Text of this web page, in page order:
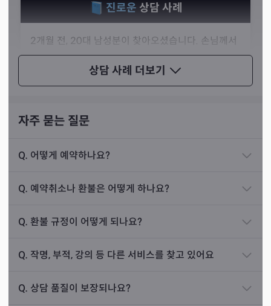
는 방울 부채를 무구로 자주 사용하시며, 가끔 오방기를 사
두신장님이시고, 몸주이신 신령님은 대신할머니이시라고
상담 사례 더보기
진로운 상담 사례
2개월 전, 20대 남성분이 찾아오셨습니다. 손님께서
는 병원 사무직에 종사하고 계신 분이었는데, 언제까
지 이 일을 할 수 있을지 물어보시며 자신의 적성에
치는 일보다는 몸을 쓰는 일이 더 잘 맞는 분이셨습니
우시라고 조언해 드렸습니다.
민하다가 물리치료사 과정을 알아보려고 준비 중이
상담 사례
자주 묻는 질문
Q. 어떻게 예약하나요?
Q. 예약취소나 환불은 어떻게 하나요?
Q. 환불 규정이 어떻게 되나요?
Q. 작명, 부적, 강의 등 다른 서비스를 찾고 있어요
Q. 상담 품질이 보장되나요?